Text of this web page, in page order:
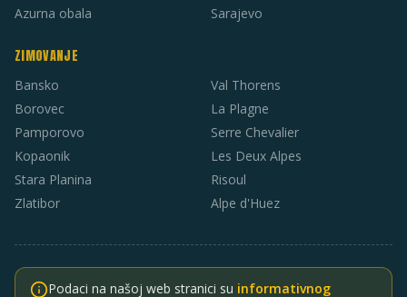
Azurna obala
Sarajevo
ZIMOVANJE
Bansko
Borovec
Pamporovo
Kopaonik
Stara Planina
Zlatibor
Val Thorens
La Plagne
Serre Chevalier
Les Deux Alpes
Risoul
Alpe d'Huez
Podaci na našoj web stranici su informativnog